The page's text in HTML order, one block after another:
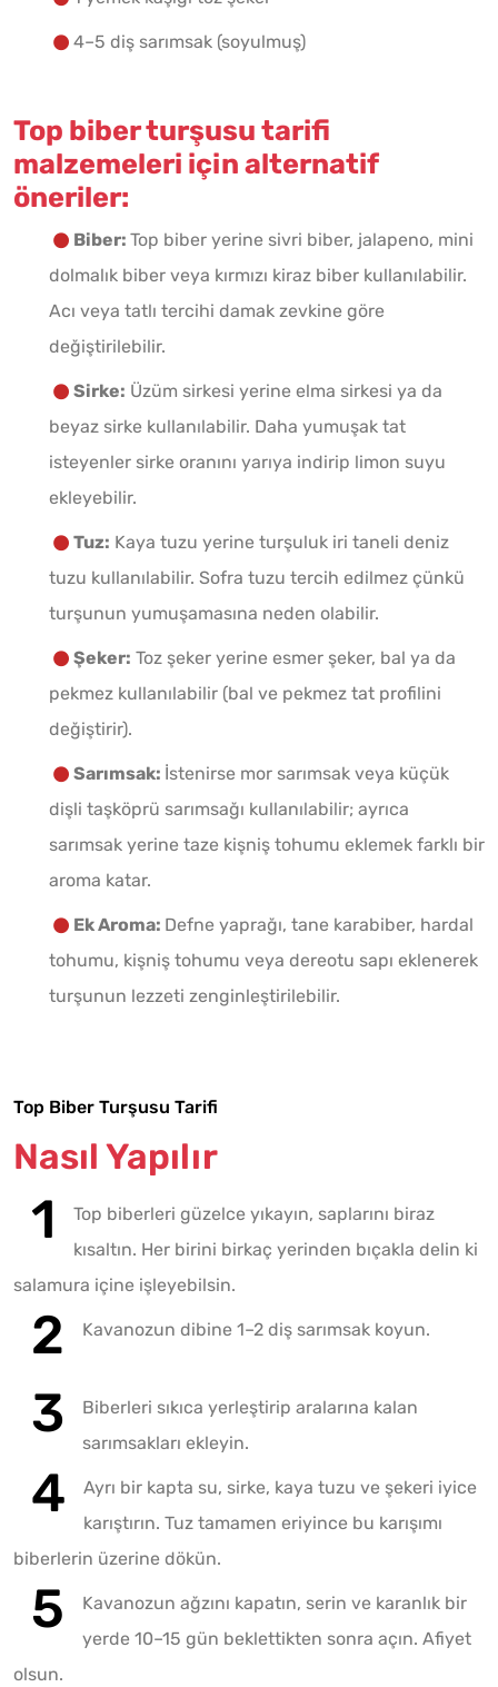
4–5 diş sarımsak (soyulmuş)
Top biber turşusu tarifi
malzemeleri için alternatif
öneriler:
Biber: Top biber yerine sivri biber, jalapeno, mini
dolmalık biber veya kırmızı kiraz biber kullanılabilir.
Acı veya tatlı tercihi damak zevkine göre
değiştirilebilir.
Sirke: Üzüm sirkesi yerine elma sirkesi ya da
beyaz sirke kullanılabilir. Daha yumuşak tat
isteyenler sirke oranını yarıya indirip limon suyu
ekleyebilir.
Tuz: Kaya tuzu yerine turşuluk iri taneli deniz
tuzu kullanılabilir. Sofra tuzu tercih edilmez çünkü
turşunun yumuşamasına neden olabilir.
Şeker: Toz şeker yerine esmer şeker, bal ya da
pekmez kullanılabilir (bal ve pekmez tat profilini
değiştirir).
Sarımsak: İstenirse mor sarımsak veya küçük
dişli taşköprü sarımsağı kullanılabilir; ayrıca
sarımsak yerine taze kişniş tohumu eklemek farklı bir
aroma katar.
Ek Aroma: Defne yaprağı, tane karabiber, hardal
tohumu, kişniş tohumu veya dereotu sapı eklenerek
turşunun lezzeti zenginleştirilebilir.
Top Biber Turşusu Tarifi
Nasıl Yapılır
Top biberleri güzelce yıkayın, saplarını biraz
kısaltın. Her birini birkaç yerinden bıçakla delin ki
salamura içine işleyebilsin.
Kavanozun dibine 1–2 diş sarımsak koyun.
Biberleri sıkıca yerleştirip aralarına kalan
sarımsakları ekleyin.
Ayrı bir kapta su, sirke, kaya tuzu ve şekeri iyice
karıştırın. Tuz tamamen eriyince bu karışımı
biberlerin üzerine dökün.
Kavanozun ağzını kapatın, serin ve karanlık bir
yerde 10–15 gün beklettikten sonra açın. Afiyet
olsun.